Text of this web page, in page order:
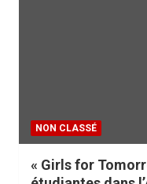
NON CLASSÉ
« Girls for